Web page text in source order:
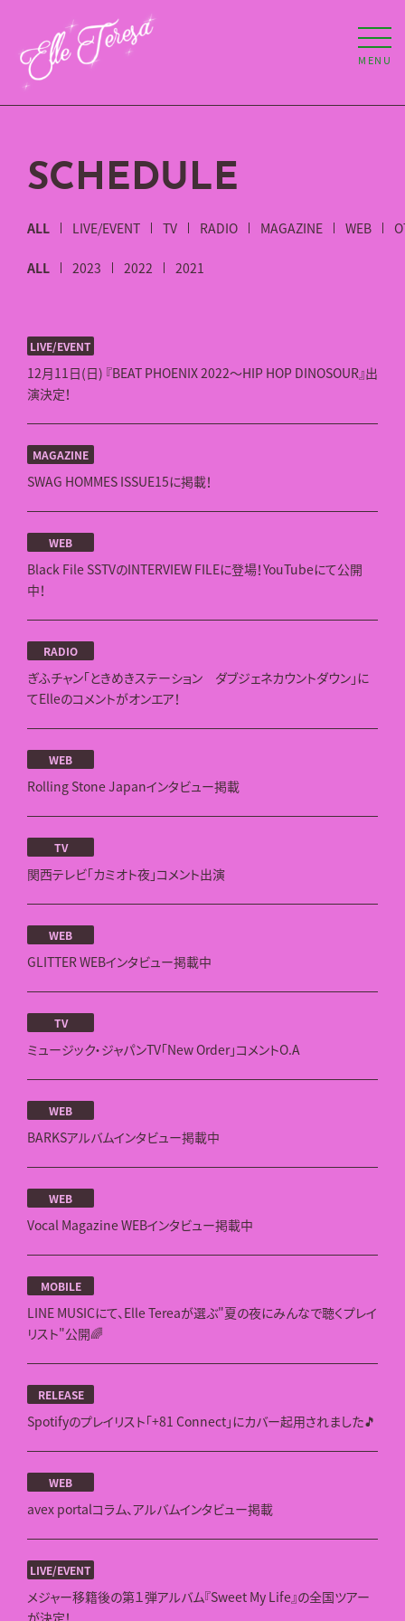
MENU
SCHEDULE
ALL LIVE/EVENT TV RADIO MAGAZINE WEB
ALL 2023 2022 2021
LIVE/EVENT
12月11日(日) 『BEAT PHOENIX 2022～HIP HOP DINOSOUR』出
演決定！
MAGAZINE
SWAG HOMMES ISSUE15に掲載！
WEB
Black File SSTVのINTERVIEW FILEに登場！YouTubeにて公開
中！
RADIO
ぎふチャン「ときめきステーション ダブジェネカウントダウン」に
てElleのコメントがオンエア！
WEB
Rolling Stone Japanインタビュー掲載
TV
関西テレビ「カミオト夜」コメント出演
WEB
GLITTER WEBインタビュー掲載中
TV
ミュージック・ジャパンTV「New Order」コメントO.A
WEB
BARKSアルバムインタビュー掲載中
WEB
Vocal Magazine WEBインタビュー掲載中
MOBILE
LINE MUSICにて、Elle Tereaが選ぶ"夏の夜にみんなで聴くプレイ
リスト"公開🌈
RELEASE
Spotifyのプレイリスト「+81 Connect」にカバー起用されました🎵
WEB
avex portalコラム、アルバムインタビュー掲載
LIVE/EVENT
メジャー移籍後の第１弾アルバム『Sweet My Life』の全国ツアー